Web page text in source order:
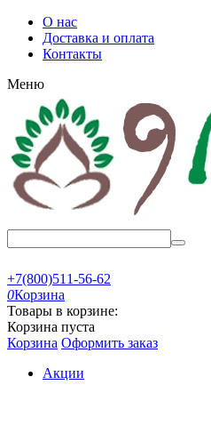
О нас
Доставка и оплата
Контакты
Меню
+7(800)511-56-62
0Корзина
Товары в корзине:
Корзина пуста
Корзина Оформить заказ
Акции